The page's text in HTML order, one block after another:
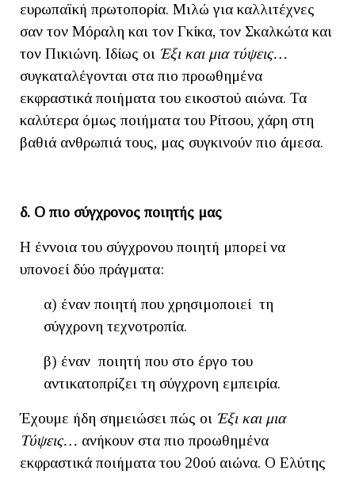
ευρωπαϊκή πρωτοπορία. Μιλώ για καλλιτέχνες
σαν τον Μόραλη και τον Γκίκα, τον Σκαλκώτα και
τον Πικιώνη. Ιδίως οι Έξι και μια τύψεις…
συγκαταλέγονται στα πιο προωθημένα
εκφραστικά ποιήματα του εικοστού αιώνα. Τα
καλύτερα όμως ποιήματα του Ρίτσου, χάρη στη
βαθιά ανθρωπιά τους, μας συγκινούν πιο άμεσα.
δ. Ο πιο σύγχρονος ποιητής μας
Η έννοια του σύγχρονου ποιητή μπορεί να
υπονοεί δύο πράγματα:
α) έναν ποιητή που χρησιμοποιεί τη
σύγχρονη τεχνοτροπία.
β) έναν ποιητή που στο έργο του
αντικατοπρίζει τη σύγχρονη εμπειρία.
Έχουμε ήδη σημειώσει πώς οι Έξι και μια
Τύψεις… ανήκουν στα πιο προωθημένα
εκφραστικά ποιήματα του 20ού αιώνα. Ο Ελύτης